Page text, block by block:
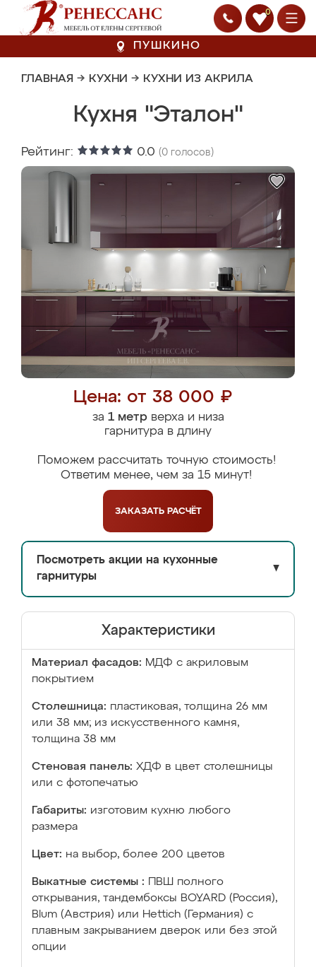
0
ПУШКИНО
ГЛАВНАЯ → КУХНИ → КУХНИ ИЗ АКРИЛА
Кухня "Эталон"
Рейтинг: 0.0 (0 голосов)
Цена: от 38 000 ₽
за 1 метрверха и низа
гарнитура в длину
Поможем рассчитать точную стоимость!
Ответим менее, чем за 15 минут!
ЗАКАЗАТЬ РАСЧЁТ
Посмотреть акции на кухонные
гарнитуры
▼
Характеристики
Материал фасадов: МДФ с акриловым
покрытием
Столешница: пластиковая, толщина 26 мм
или 38 мм; из искусственного камня,
толщина 38 мм
Стеновая панель: ХДФ в цвет столешницы
или с фотопечатью
Габариты: изготовим кухню любого
размера
Цвет: на выбор, более 200 цветов
Выкатные системы :
ПВШ полного
открывания, тандембоксы BOYARD (Россия),
Blum (Австрия) или Hettich (Германия) с
плавным закрыванием дверок или без этой
опции